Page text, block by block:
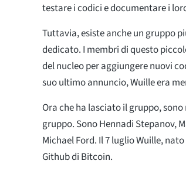
testare i codici e documentare i
Tuttavia, esiste anche un gruppo
dedicato. I membri di questo
del nucleo per aggiungere nuovi
suo ultimo annuncio, Wuille era
Ora che ha lasciato il gruppo,
gruppo. Sono Hennadi Stepanov,
Michael Ford. Il 7 luglio Wuille,
Github di Bitcoin.